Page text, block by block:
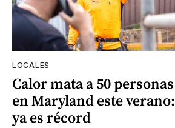
LOCALES
Calor mata a 50 personas
en Maryland este verano:
ya es récord